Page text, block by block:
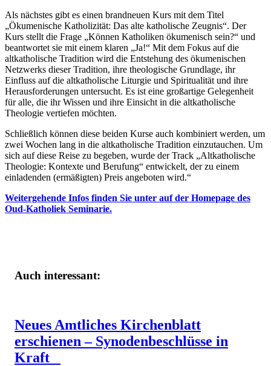
Als nächstes gibt es einen brandneuen Kurs mit dem Titel
„Ökumenische Katholizität: Das alte katholische Zeugnis“. Der
Kurs stellt die Frage „Können Katholiken ökumenisch sein?“ und
beantwortet sie mit einem klaren „Ja!“ Mit dem Fokus auf die
altkatholische Tradition wird die Entstehung des ökumenischen
Netzwerks dieser Tradition, ihre theologische Grundlage, ihr
Einfluss auf die altkatholische Liturgie und Spiritualität und ihre
Herausforderungen untersucht. Es ist eine großartige Gelegenheit
für alle, die ihr Wissen und ihre Einsicht in die altkatholische
Theologie vertiefen möchten.
Schließlich können diese beiden Kurse auch kombiniert werden, um
zwei Wochen lang in die altkatholische Tradition einzutauchen. Um
sich auf diese Reise zu begeben, wurde der Track „Altkatholische
Theologie: Kontexte und Berufung“ entwickelt, der zu einem
einladenden (ermäßigten) Preis angeboten wird.“
Weitergehende Infos finden Sie unter auf der Homepage des
Oud-Katholiek Seminarie.
Auch interessant:
Neues Amtliches Kirchenblatt
erschienen – Synodenbeschlüsse in
Kraft